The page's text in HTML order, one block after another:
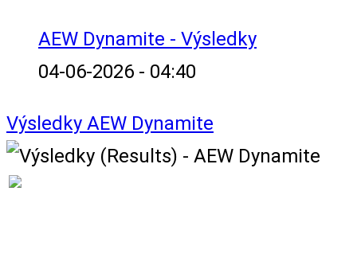
AEW Dynamite - Výsledky
04-06-2026 - 04:40
Výsledky AEW Dynamite